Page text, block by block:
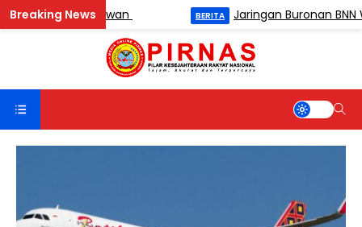
Wartawan Jaringan Buronan BNN